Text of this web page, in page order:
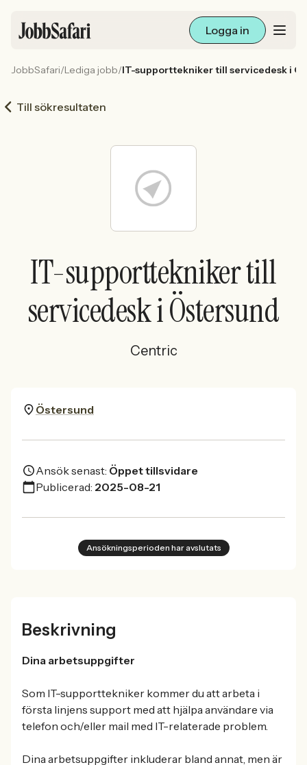
Logga in
Arbetsliv och karriär
För arbetsgivare
Sök med AI
Ny här? Skapa konto
JobbSafari/Lediga jobb/IT-supporttekniker till servicedesk i
Till sökresultaten
IT-supporttekniker till
servicedesk i Östersund
Centric
Östersund
Ansök senast: Öppet tillsvidare
Publicerad: 2025-08-21
Ansökningsperioden har avslutats
Beskrivning
Dina arbetsuppgifter
Som IT-supporttekniker kommer du att arbeta i
första linjens support med att hjälpa användare via
telefon och/eller mail med IT-relaterade problem.
Dina arbetsuppgifter inkluderar bland annat, men är